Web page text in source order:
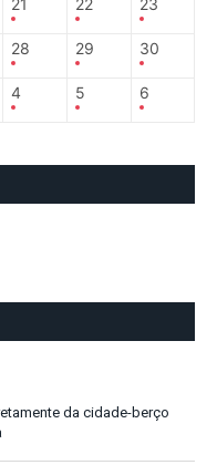
21 22 23
28 29 30
4 5 6
da cidade-berço